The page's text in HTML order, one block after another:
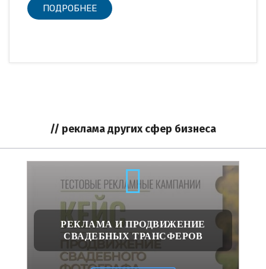
ПОДРОБНЕЕ
// реклама других сфер бизнеса
РЕКЛАМА И ПРОДВИЖЕНИЕ
СВАДЕБНЫХ ТРАНСФЕРОВ